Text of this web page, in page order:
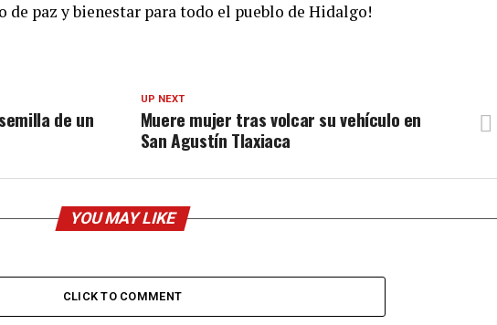
de paz y bienestar para todo el pueblo de Hidalgo!
UP NEXT
Muere mujer tras volcar su vehículo en
San Agustín Tlaxiaca
de un
YOU MAY LIKE
CLICK TO COMMENT